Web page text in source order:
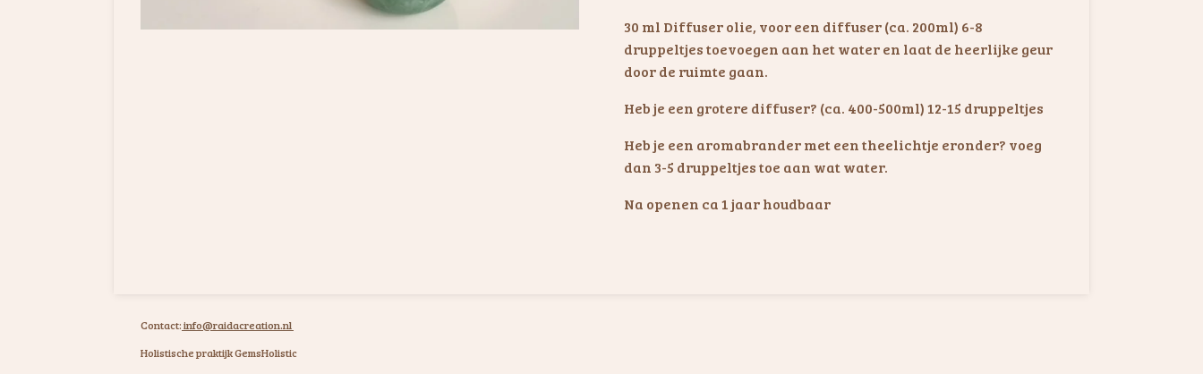
30 ml Diffuser olie, voor een diffuser (ca. 200ml) 6-8
druppeltjes toevoegen aan het water en laat de heerlijke geur
door de ruimte gaan.
Heb je een grotere diffuser? (ca. 400-500ml) 12-15 druppeltjes
Heb je een aromabrander met een theelichtje eronder? voeg
dan 3-5 druppeltjes toe aan wat water.
Na openen ca 1 jaar houdbaar
Contact:info@raidacreation.nl
Holistische praktijk GemsHolistic